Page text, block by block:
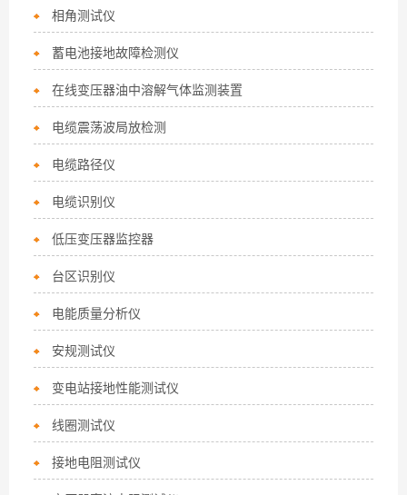
相角测试仪
蓄电池接地故障检测仪
在线变压器油中溶解气体监测装置
电缆震荡波局放检测
电缆路径仪
电缆识别仪
低压变压器监控器
台区识别仪
电能质量分析仪
安规测试仪
变电站接地性能测试仪
线圈测试仪
接地电阻测试仪